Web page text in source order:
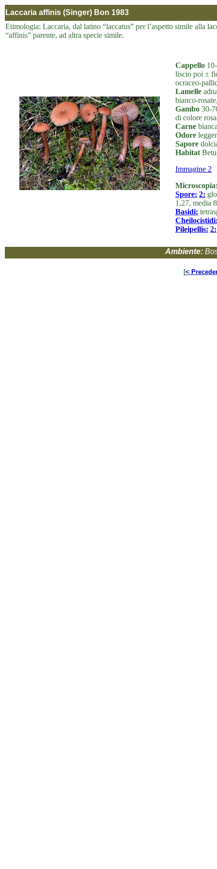
Laccaria affinis (Singer) Bon 1983
Etimologia: Laccaria, dal latino “laccatus” per l’aspetto simile alla
“affinis” parente, ad altra specie simile.
Cappello
liscio poi ±
ocraceo-
Lamelle
bianco-
Gambo 30-
di colore
Carne
Odore
Sapore
Habitat
Immagine 2
Spore: 2:
1,27, media
Basidi:
Pileipellis: 2:
Ambiente:
[<